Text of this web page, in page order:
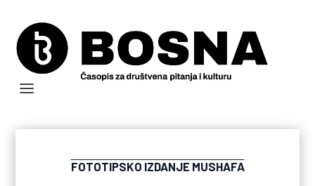
FOTOTIPSKO IZDANJE MUSHAFA